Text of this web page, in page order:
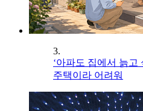
3.
‘아파도 집에서 늙
주택이라 어려워